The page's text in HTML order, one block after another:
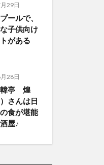
29日
ールで、
子供向け
がある
28日
韓亭 煌
さんは日
食が堪能
屋♪